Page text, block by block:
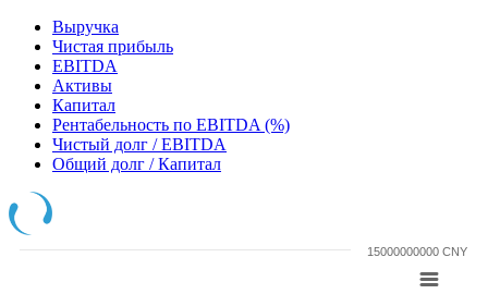
Выручка
Чистая прибыль
EBITDA
Активы
Капитал
Рентабельность по EBITDA (%)
Чистый долг / EBITDA
Общий долг / Капитал
15000000000 CNY